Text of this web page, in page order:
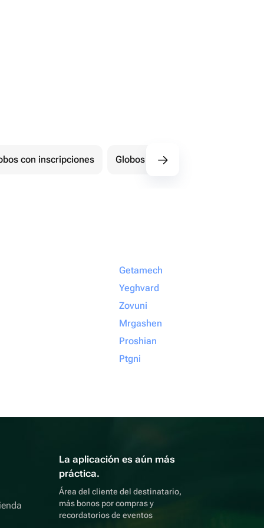
con inscripciones Globos con forma de número
Getamech
Yeghvard
Zovuni
Mrgashen
Proshian
Ptgni
La aplicación es aún más
práctica.
Área del cliente del destinatario,
más bonos por compras y
recordatorios de eventos